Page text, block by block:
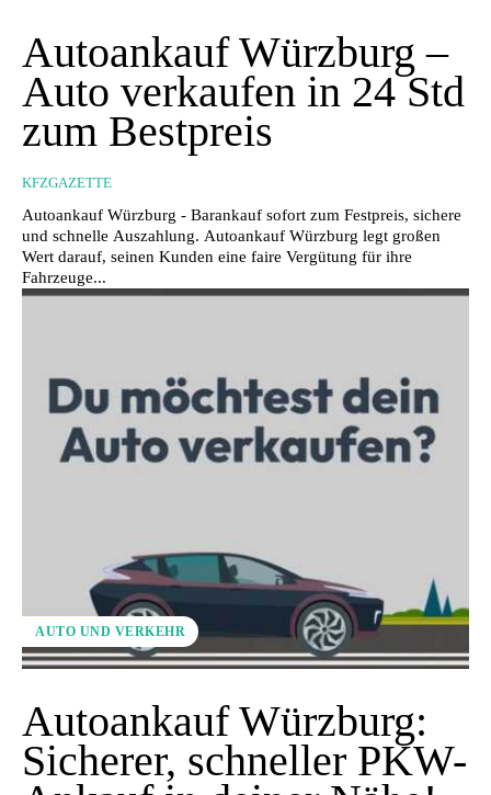
Autoankauf Würzburg –
Auto verkaufen in 24 Std
zum Bestpreis
KFZGAZETTE
Autoankauf Würzburg - Barankauf sofort zum Festpreis, sichere
und schnelle Auszahlung. Autoankauf Würzburg legt großen
Wert darauf, seinen Kunden eine faire Vergütung für ihre
Fahrzeuge...
AUTO UND VERKEHR
Autoankauf Würzburg:
Sicherer, schneller PKW-